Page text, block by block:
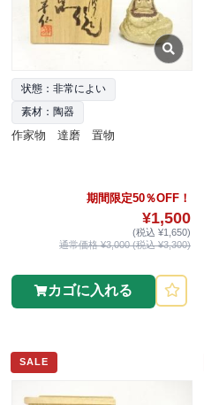
状態：非常によい
素材：陶器
作家物 達磨 置物
期間限定50％OFF！
¥1,500
(税込 ¥1,650)
通常価格 ¥3,000 (税込 ¥3,300)
カゴに入れる
SALE